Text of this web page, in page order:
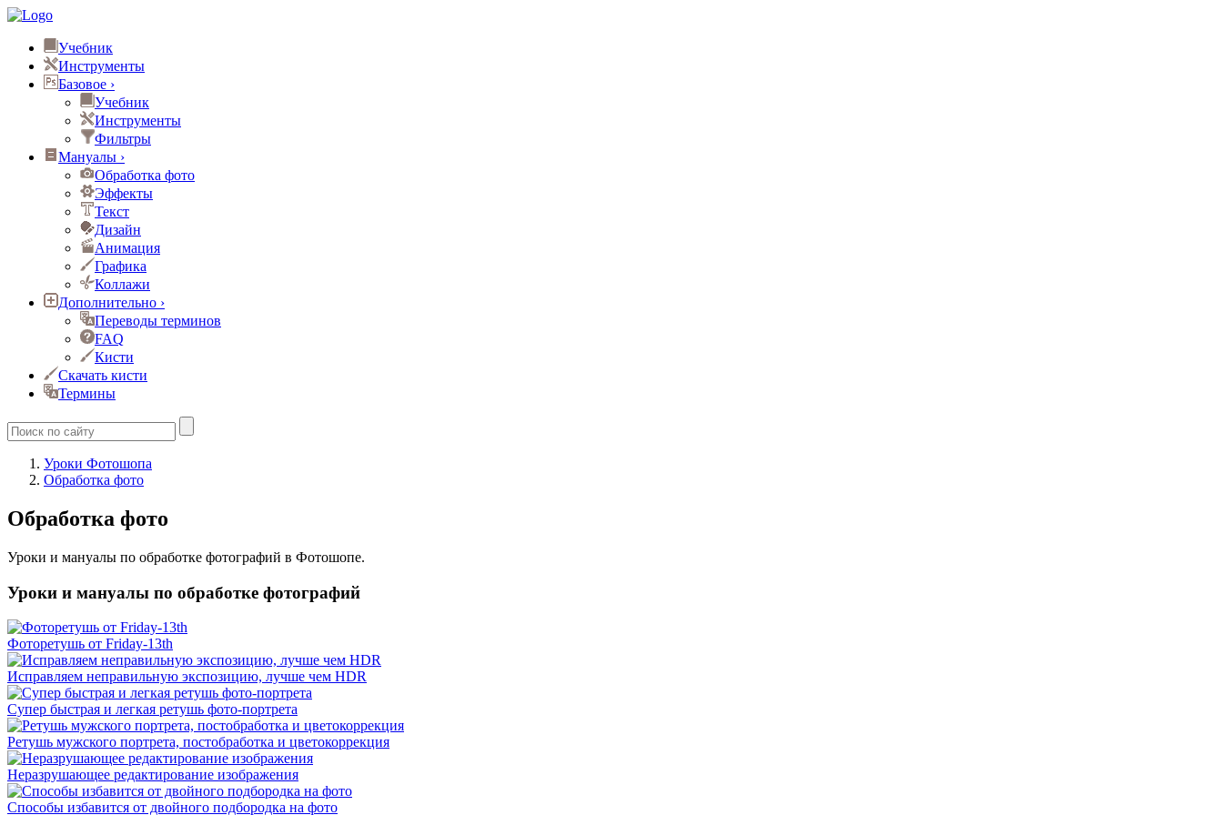
Учебник
Инструменты
Базовое ›
Учебник
Инструменты
Фильтры
Мануалы ›
Обработка фото
Эффекты
Текст
Дизайн
Анимация
Графика
Коллажи
Дополнительно ›
Переводы терминов
FAQ
Кисти
Скачать кисти
Термины
Уроки Фотошопа
Обработка фото
Обработка фото
Уроки и мануалы по обработке фотографий в Фотошопе.
Уроки и мануалы по обработке фотографий
Фоторетушь от Friday-13th
Исправляем неправильную экспозицию, лучше чем HDR
Супер быстрая и легкая ретушь фото-портрета
Ретушь мужского портрета, постобработка и цветокоррекция
Неразрушающее редактирование изображения
Способы избавится от двойного подбородка на фото